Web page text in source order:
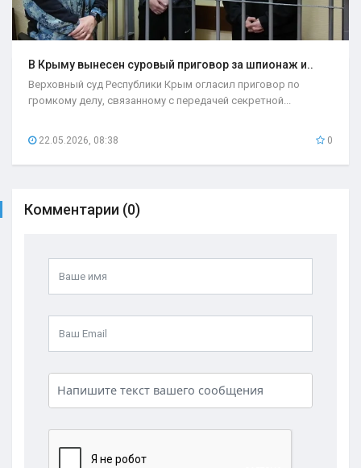
В Крыму вынесен суровый приговор за шпионаж и..
Верховный суд Республики Крым огласил приговор по
громкому делу, связанному с передачей секретной...
22.05.2026, 08:38 0
Комментарии (0)